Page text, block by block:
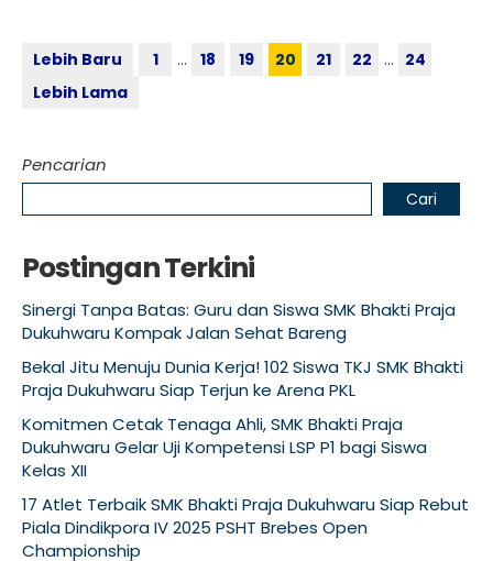
Lebih Baru 1 … 18 19 20 21 22 … 24
Lebih Lama
Pencarian
Cari
Postingan Terkini
Sinergi Tanpa Batas: Guru dan Siswa SMK Bhakti Praja
Dukuhwaru Kompak Jalan Sehat Bareng
Bekal Jitu Menuju Dunia Kerja! 102 Siswa TKJ SMK Bhakti
Praja Dukuhwaru Siap Terjun ke Arena PKL
Komitmen Cetak Tenaga Ahli, SMK Bhakti Praja
Dukuhwaru Gelar Uji Kompetensi LSP P1 bagi Siswa
Kelas XII
17 Atlet Terbaik SMK Bhakti Praja Dukuhwaru Siap Rebut
Piala Dindikpora IV 2025 PSHT Brebes Open
Championship